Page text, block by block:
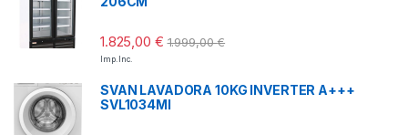
1.825,00 € 1.999,00€
Imp. Inc.
SVAN LAVADORA 10KG INVERTER A+++
SVL1034MI